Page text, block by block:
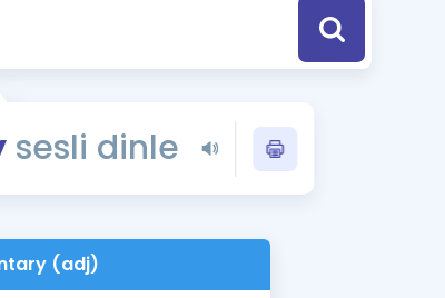
Eğitim ve Kitaplara Özel Fırsatlar
YDS - YÖKDİL Tüm Sınavlarla İlgili Haberler
İngilizce Gramer
İngilizce Gramer ve Konu Anlatımı
sesli dinle
(adj)